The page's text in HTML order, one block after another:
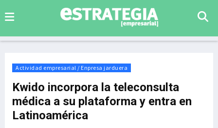
Actividad empresarial / Enpresa jarduera
Kwido incorpora la teleconsulta
médica a su plataforma y entra en
Latinoamérica